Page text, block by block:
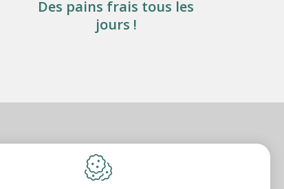
Des pains frais tous les
jours !